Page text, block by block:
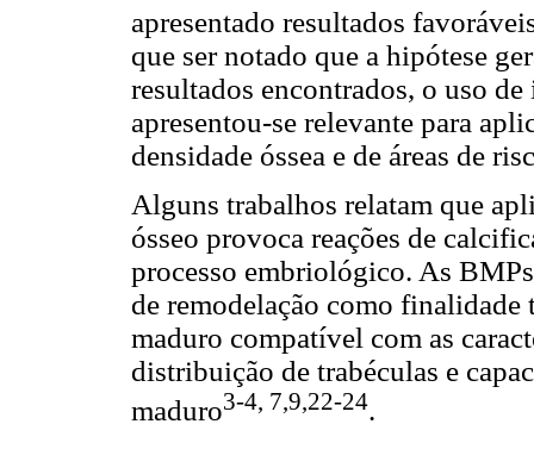
apresentado resultados
que ser notado que a hipótese
resultados encontrados, o uso
apresentou-se relevante para
densidade óssea e de áreas de
Alguns trabalhos relatam que
ósseo provoca reações de
processo embriológico. As
de remodelação como finalidade
maduro compatível com as
distribuição de trabéculas e
maduro3-4, 7,9,22-24.